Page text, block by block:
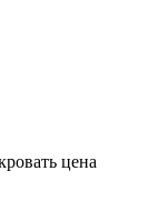
цена